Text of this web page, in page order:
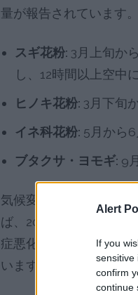
Alert
If you
sensitive
confirm
continue
量が報告されています。
スギ花粉: 3月上旬か
し、12時間以上空中
ヒノキ花粉: 3月下旬
イネ科花粉: 5月から
ブタクサ・ヨモギ: 9
気候変動の影響により
ば、2050年までに世界
症悪化の一因となって
います。